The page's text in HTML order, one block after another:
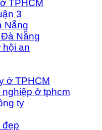
TPHCM
3
Nẵng
Nẵng
hội an
ở TPHCM
ở tphcm
ty
đẹp